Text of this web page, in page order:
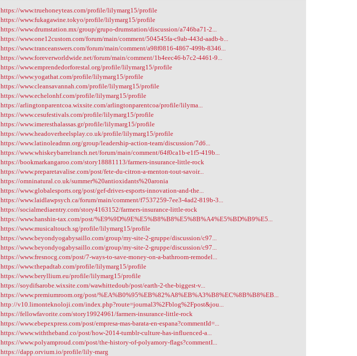
https://www.truehoneyteas.com
https://www.truehoneyteas.com/profile/lilymarg15/profile
https://www.fukagawine.tokyo/profile/lilymarg15/profile
https://www.drumstation.mx/group/grupo-drumstation/discussion/a746ba71-2...
https://www.one12custom.com/forum/main/comment/504545fa-c9ab-443d-aadb-b...
https://www.tranceanswers.com/forum/main/comment/a98f0816-4867-499b-8346...
https://www.foreverworldwide.net/forum/main/comment/1b4eec46-b7c2-4461-9...
https://www.emprendedorforestal.org/profile/lilymarg15/profile
https://www.yogathat.com/profile/lilymarg15/profile
https://www.cleansavannah.com/profile/lilymarg15/profile
https://www.echelonhf.com/profile/lilymarg15/profile
https://arlingtonparentcoa.wixsite.com/arlingtonparentcoa/profile/lilyma...
https://www.cesufestivals.com/profile/lilymarg15/profile
https://www.imeresthalassas.gr/profile/lilymarg15/profile
https://www.headoverheelsplay.co.uk/profile/lilymarg15/profile
https://www.latinoleadmn.org/group/leadership-action-team/discussion/7d6...
https://www.whiskeybarrelranch.net/forum/main/comment/64f0ca1b-e1f5-419b...
https://bookmarkangaroo.com/story18881113/farmers-insurance-little-rock
https://www.preparetavalise.com/post/fete-du-citron-a-menton-tout-savoir...
https://omninatural.co.uk/summer%20antioxidants%20aronia
https://www.globalesports.org/post/gef-drives-esports-innovation-and-the...
https://www.laidlawpsych.ca/forum/main/comment/f7537259-7ee3-4ad2-819b-3...
https://socialmediaentry.com/story4163152/farmers-insurance-little-rock
https://www.hanshin-tax.com/post/%E9%9D%9E%E5%B8%B8%E5%8B%A4%E5%BD%B9%E5...
https://www.musicaltouch.sg/profile/lilymarg15/profile
https://www.beyondyogabysaillo.com/group/my-site-2-gruppe/discussion/c97...
https://www.beyondyogabysaillo.com/group/my-site-2-gruppe/discussion/c97...
https://www.fresnocg.com/post/7-ways-to-save-money-on-a-bathroom-remodel...
https://www.thepadtab.com/profile/lilymarg15/profile
https://www.beryllium.eu/profile/lilymarg15/profile
https://soydifsarobe.wixsite.com/wawhittedoub/post/earth-2-the-biggest-v...
https://www.premiumroom.org/post/%EA%B0%95%EB%82%A8%EB%A3%B8%EC%8B%B8%EB...
http://v10.limonteknoloji.com/index.php?route=journal3%2Fblog%2Fpost&jou...
https://fellowfavorite.com/story19924961/farmers-insurance-little-rock
https://www.ebepexpress.com/post/empresa-mas-barata-en-espana?commentId=...
https://www.withtheband.co/post/how-2014-tumblr-culture-has-influenced-a...
https://www.polyamproud.com/post/the-history-of-polyamory-flags?commentI...
https://dapp.orvium.io/profile/lily-marg